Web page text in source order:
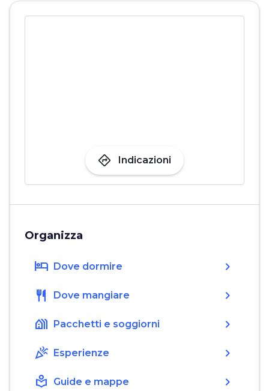
directions Indicazioni
Organizza
hotel Dove dormire chevron_right
restaurant Dove mangiare chevron_right
holiday_village Pacchetti e soggiorni chevron_right
celebration Esperienze chevron_right
local_library Guide e mappe chevron_right